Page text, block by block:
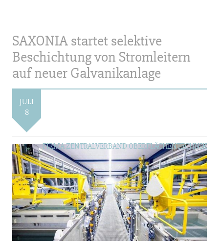
SAXONIA startet selektive
Beschichtung von Stromleitern
auf neuer Galvanikanlage
JULI
8
FIRMA ZENTRALVERBAND OBERFLÄCHENTECHNIK